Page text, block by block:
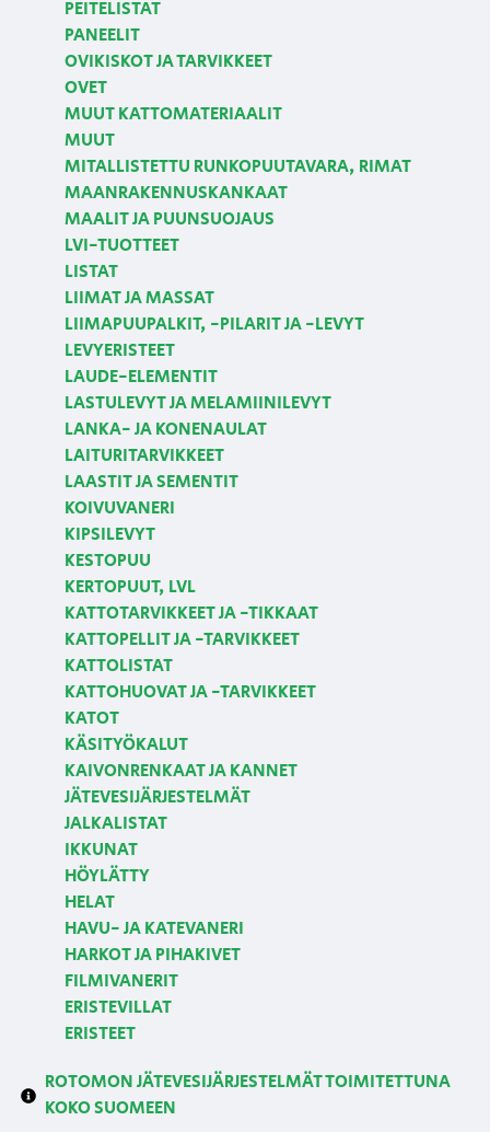
PEITELISTAT
PANEELIT
OVIKISKOT JA TARVIKKEET
OVET
MUUT KATTOMATERIAALIT
MUUT
MITALLISTETTU RUNKOPUUTAVARA, RIMAT
MAANRAKENNUSKANKAAT
MAALIT JA PUUNSUOJAUS
LVI-TUOTTEET
LISTAT
LIIMAT JA MASSAT
LIIMAPUUPALKIT, -PILARIT JA -LEVYT
LEVYERISTEET
LAUDE-ELEMENTIT
LASTULEVYT JA MELAMIINILEVYT
LANKA- JA KONENAULAT
LAITURITARVIKKEET
LAASTIT JA SEMENTIT
KOIVUVANERI
KIPSILEVYT
KESTOPUU
KERTOPUUT, LVL
KATTOTARVIKKEET JA -TIKKAAT
KATTOPELLIT JA -TARVIKKEET
KATTOLISTAT
KATTOHUOVAT JA -TARVIKKEET
KATOT
KÄSITYÖKALUT
KAIVONRENKAAT JA KANNET
JÄTEVESIJÄRJESTELMÄT
JALKALISTAT
IKKUNAT
HÖYLÄTTY
HELAT
HAVU- JA KATEVANERI
HARKOT JA PIHAKIVET
FILMIVANERIT
ERISTEVILLAT
ERISTEET
ROTOMON JÄTEVESIJÄRJESTELMÄT TOIMITETTUNA
KOKO SUOMEEN